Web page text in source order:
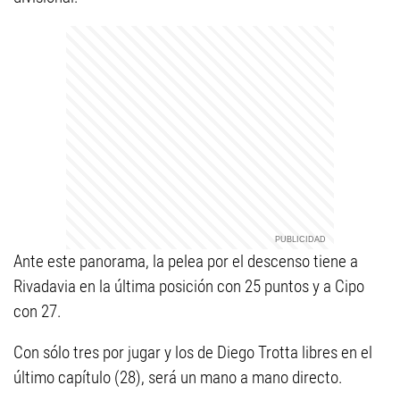
Ante este panorama, la pelea por el descenso tiene a
Rivadavia en la última posición con 25 puntos y a Cipo
con 27.
Con sólo tres por jugar y los de Diego Trotta libres en el
último capítulo (28), será un mano a mano directo.